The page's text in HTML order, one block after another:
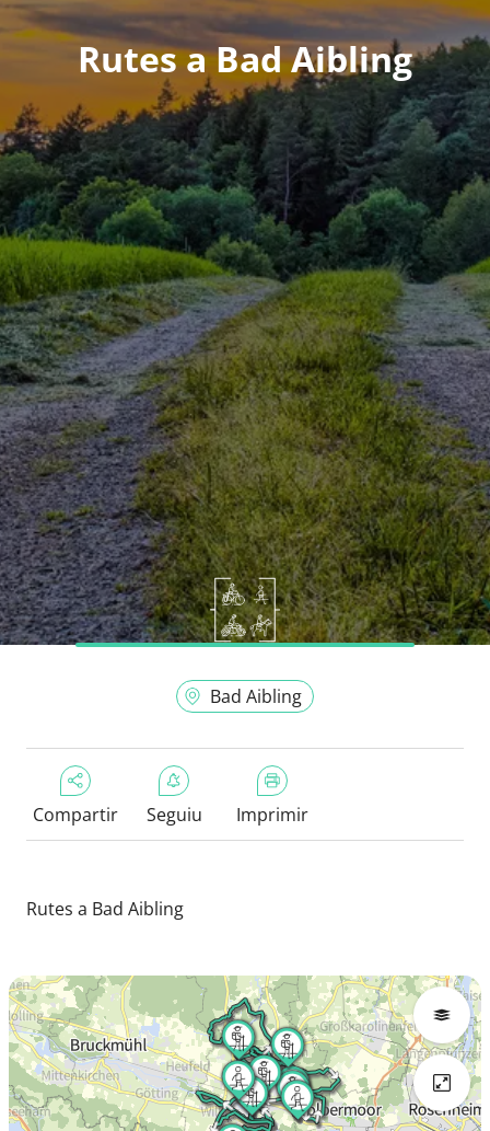
Rutes a Bad Aibling
Bad Aibling
Compartir Seguiu Imprimir
Rutes a Bad Aibling